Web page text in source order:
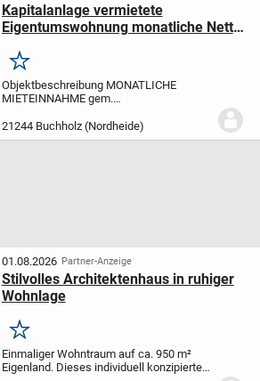
Kapitalanlage vermietete
Eigentumswohnung monatliche Netto
Merken
Objektbeschreibung MONATLICHE
MIETEINNAHME gem.
KALTMIETEzzgl. BETRIEBSKOSTEN UND
HEIZKOSTENZentral gelegene 3 Zimmer
21244 Buchholz (Nordheide)
01.08.2026 Partner-Anzeige
Stilvolles Architektenhaus in ruhiger
Wohnlage
Merken
Einmaliger Wohntraum auf ca. 950 m²
Eigenland. Dieses individuell konzipierte